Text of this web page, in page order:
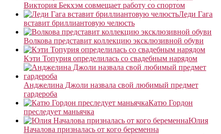
Виктория Бекхэм совмещает работу со спортом
Леди Гага
вставит бриллиантовую челюсть
Волкова представит коллекцию эксклюзивной обуви
Кэти Топурия определилась со свадебным нарядом
Анджелина Джоли назвала свой любимый предмет
гардероба
Катю Гордон
преследует маньячка
Юлия
Началова призналась от кого беременна